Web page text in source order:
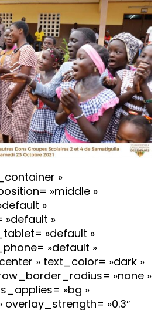
»
»middle »
»
»
»default »
»default »
» text_color= »dark »
»none »
»bg »
overlay_strength= »0.3″